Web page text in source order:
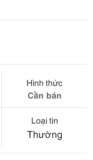
Hình thức
Cần bán
Loại tin
Thường